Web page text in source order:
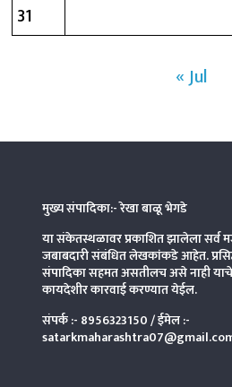
31
« Jul
मुख्य संपादिका:- रेखा बाळू भेगडे
या संकेतस्थळावर प्रकाशित झालेला
जबाबदारी संबंधित लेखकांकडे आहेत.
संपादिकासहमत असतीलच असे नाही
कायदेशीर कारवाई करण्यात येईल.
संपर्क :- 8956323150/ ईमेल :-